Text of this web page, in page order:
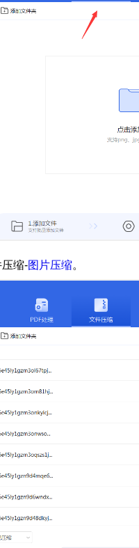
缩-图片压缩。